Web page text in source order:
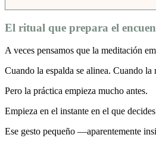
El ritual que prepara el
A veces pensamos que la meditación
Cuando la espalda se alinea. Cuando
Pero la práctica empieza mucho antes.
Empieza en el instante en el que
Ese gesto pequeño —aparentemente